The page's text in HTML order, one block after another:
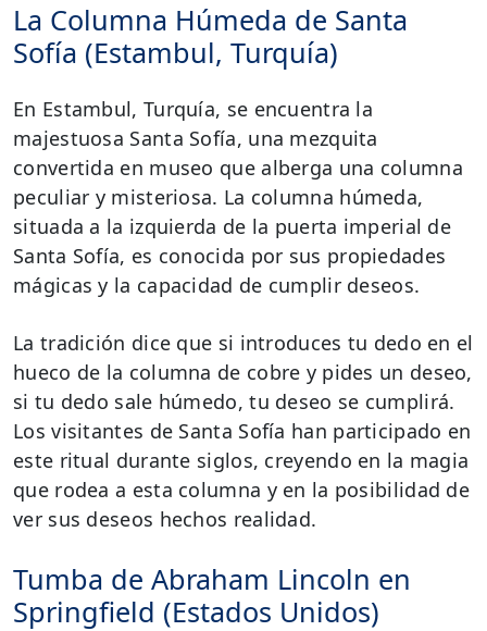
La Columna Húmeda de Santa
Sofía (Estambul, Turquía)
En Estambul, Turquía, se encuentra la
majestuosa Santa Sofía, una mezquita
convertida en museo que alberga una columna
peculiar y misteriosa. La columna húmeda,
situada a la izquierda de la puerta imperial de
Santa Sofía, es conocida por sus propiedades
mágicas y la capacidad de cumplir deseos.
La tradición dice que si introduces tu dedo en el
hueco de la columna de cobre y pides un deseo,
si tu dedo sale húmedo, tu deseo se cumplirá.
Los visitantes de Santa Sofía han participado en
este ritual durante siglos, creyendo en la magia
que rodea a esta columna y en la posibilidad de
ver sus deseos hechos realidad.
Tumba de Abraham Lincoln en
Springfield (Estados Unidos)